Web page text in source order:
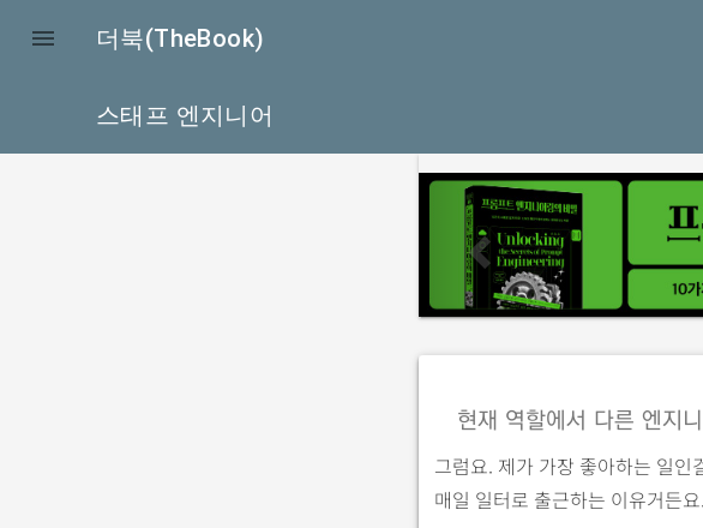
 더북(TheBook)
스태프 엔지니어
p
r
e
i
o
s
현재 역할에서 다른 엔지
그럼요. 제가 가장 좋아하는 일
매일 일터로 출근하는 이유거든요.